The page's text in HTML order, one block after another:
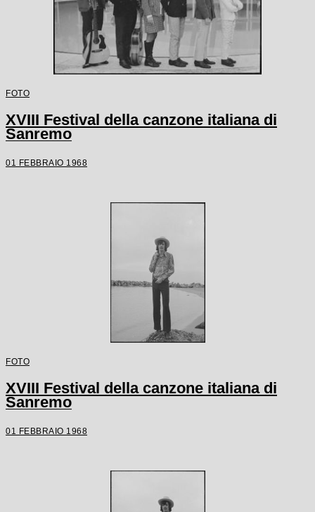
FOTO
XVIII Festival della canzone italiana di
Sanremo
01 FEBBRAIO 1968
FOTO
XVIII Festival della canzone italiana di
Sanremo
01 FEBBRAIO 1968